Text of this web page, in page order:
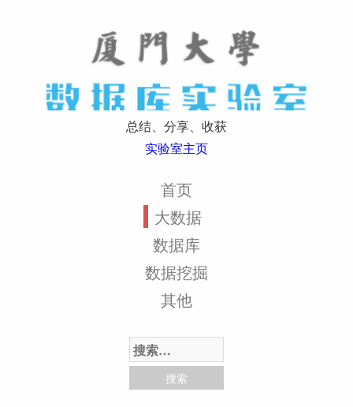
总结、分享、收获
实验室主页
首页
大数据
数据库
数据挖掘
其他